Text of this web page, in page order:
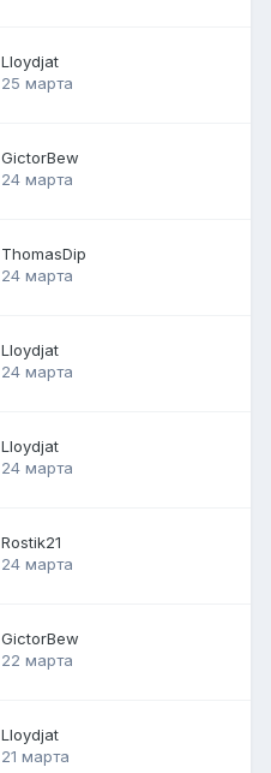
Lloydjat
25 марта
GictorBew
24 марта
ThomasDip
24 марта
Lloydjat
24 марта
Lloydjat
24 марта
Rostik21
24 марта
GictorBew
22 марта
Lloydjat
21 марта